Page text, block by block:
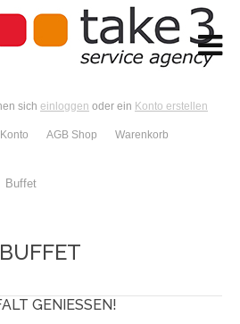
sich einloggen oder ein Konto erstellen
AGB Shop Warenkorb
Buffet
BUFFET
GENIESSEN!